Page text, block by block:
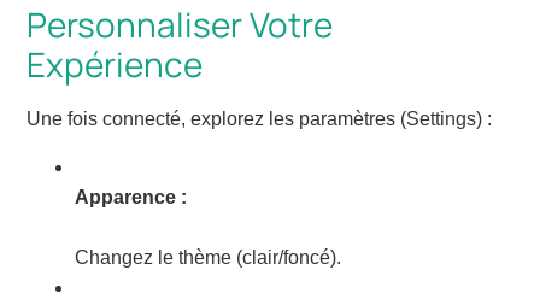
Personnaliser Votre
Expérience
Une fois connecté, explorez les paramètres (Settings) :
Apparence :
Changez le thème (clair/foncé).